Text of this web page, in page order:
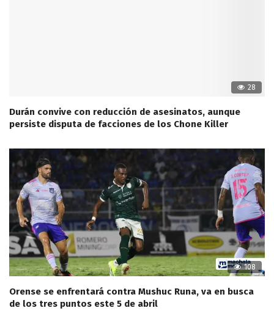
28
Durán convive con reducción de asesinatos, aunque
persiste disputa de facciones de los Chone Killer
108
Orense se enfrentará contra Mushuc Runa, va en busca
de los tres puntos este 5 de abril